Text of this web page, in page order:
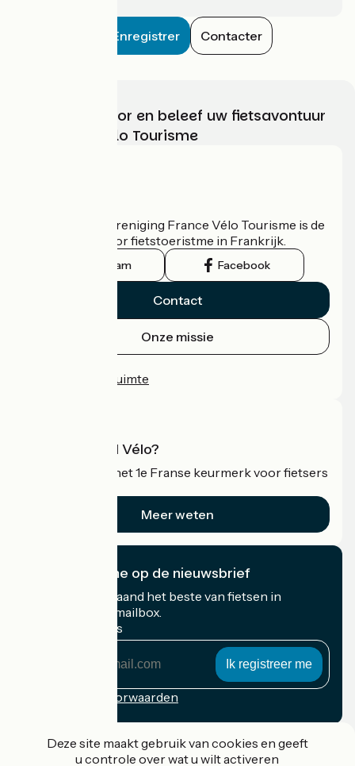
Enregistrer Contacter
Kies, bereid voor en beleef uw fietsavontuur
met France Vélo Tourisme
De nationale vereniging France Vélo Tourisme is de
officiële gids voor fietstoeristme in Frankrijk.
Instagram Facebook
Contact
Onze missie
Professionele ruimte
Wat is Accueil Vélo?
Accueil Vélo is het 1e Franse keurmerk voor fietsers
Meer weten
Ik abonneer me op de nieuwsbrief
Ontvang elke maand het beste van fietsen in
Frankrijk in uw mailbox.
Mijn e-mailadres
Inschrijvingsvoorwaarden
Deze site maakt gebruik van cookies en geeft
u controle over wat u wilt activeren